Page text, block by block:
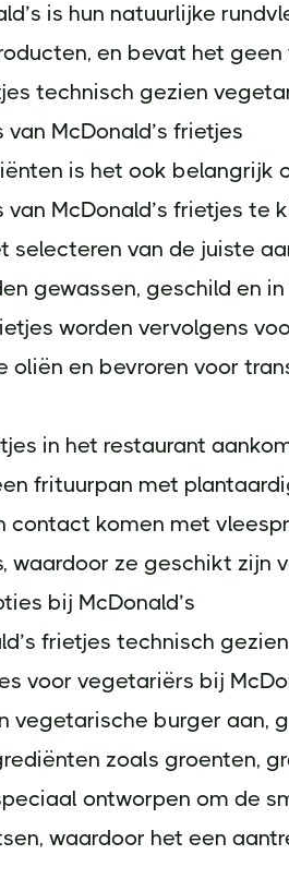
is hun natuurlijke
en bevat het
technisch gezien
McDonald’s frietjes
is het ook belangrijk
McDonald’s frietjes te
selecteren van de juiste
gewassen, geschild en
worden vervolgens
oliën en bevroren voor
in het restaurant
frituurpan met
contact komen met
waardoor ze geschikt zijn
bij McDonald’s
frietjes technisch
voor vegetariërs bij
vegetarische burger aan,
zoals groenten,
ontworpen om de
waardoor het een